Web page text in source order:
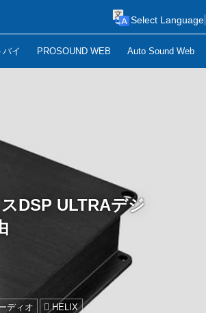
バイ PROSOUND WEB Auto Sound Web
Select Language
DSP ULTRAデジ
ディオ
HELIX